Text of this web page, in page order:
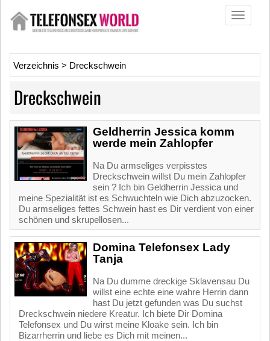
Toggle
Verzeichnis > Dreckschwein
Dreckschwein
Geldherrin Jessica komm
werde mein Zahlopfer
Na Du armseliges verpisstes
Dreckschwein willst Du mein Zahlopfer
sein ? Ich bin Geldherrin Jessica und
meine Spezialität ist es Schwuchteln wie Dich abzuzocken.
Du armseliges fettes Schwein hast es Dir verdient von einer
schönen und skrupellosen...
Domina Telefonsex Lady
Tanja
Na Du dumme dreckige Sklavensau Du
willst eine echte eine wahre Herrin dann
hast Du jetzt gefunden was Du suchst
Dreckschwein niedere Kreatur. Ich biete Dir Domina
Telefonsex und Du wirst meine Kloake sein. Ich bin
Bizarrherrin und liebe es Dich mit meinen...